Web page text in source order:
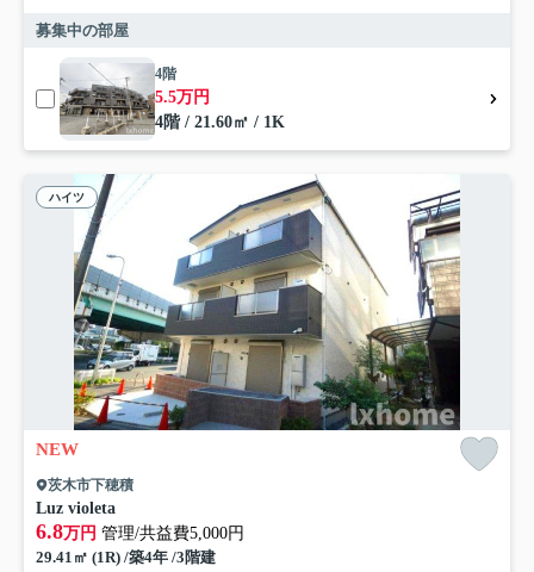
募集中の部屋
4階
5.5万円
4階 / 21.60㎡ / 1K
ハイツ
NEW
茨木市下穂積
Luz violeta
6.8万円 管理/共益費5,000円
29.41㎡ (1R) /築4年 /3階建